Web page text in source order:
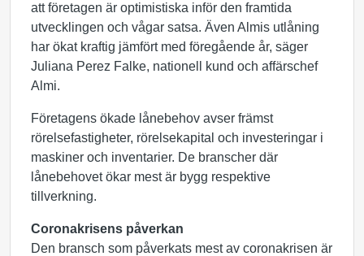
att företagen är optimistiska inför den framtida
utvecklingen och vågar satsa. Även Almis utlåning
har ökat kraftig jämfört med föregående år, säger
Juliana Perez Falke, nationell kund och affärschef
Almi.
Företagens ökade lånebehov avser främst
rörelsefastigheter, rörelsekapital och investeringar i
maskiner och inventarier. De branscher där
lånebehovet ökar mest är bygg respektive
tillverkning.
Coronakrisens påverkan
Den bransch som påverkats mest av coronakrisen är